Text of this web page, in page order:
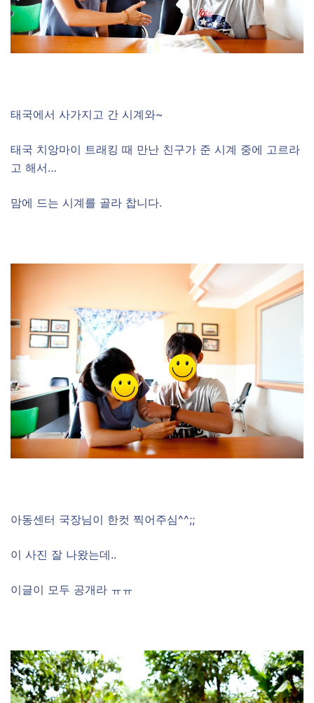
태국에서 사가지고 간 시계와~
태국 치앙마이 트래킹 때 만난 친구가 준 시계 중에 고르라
고 해서…
맘에 드는 시계를 골라 찹니다.
아동센터 국장님이 한컷 찍어주심^^;;
이 사진 잘 나왔는데..
이글이 모두 공개라 ㅠㅠ